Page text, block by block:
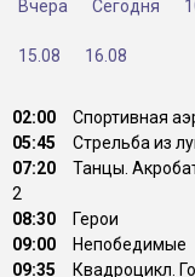
Вчера Сегодня
15.08 16.08
02:00
Спортивная
05:45
Стрельба из
07:20
Танцы.
2
08:30
Герои
09:00
Непобедимые
09:35
Квадроцикл.